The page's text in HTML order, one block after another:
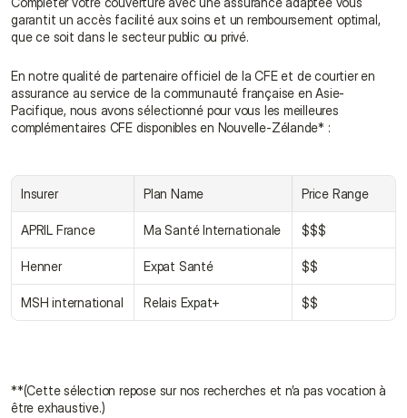
garantit un accès facilité aux soins et un remboursement optimal,
que ce soit dans le secteur public ou privé.
En notre qualité de partenaire officiel de la CFE et de courtier en
assurance au service de la communauté française en Asie-
Pacifique, nous avons sélectionné pour vous les meilleures
complémentaires CFE disponibles en Nouvelle-Zélande* :
Insurer Plan Name Price Range
APRIL France Ma Santé Internationale $$$
Henner Expat Santé $$
MSH international Relais Expat+ $$
**(Cette sélection repose sur nos recherches et n’a pas vocation à
être exhaustive.)